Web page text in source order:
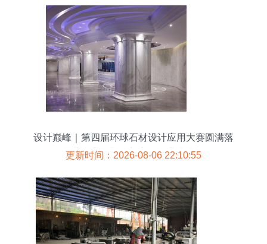
设计巅峰｜第四届环球石材设计应用大赛圆满落
幕，竞逐与创新交织行业未来
更新时间：2026-08-06 22:10:55